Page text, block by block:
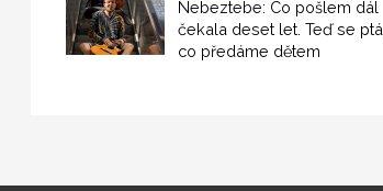
Nebeztebe: Co pošlem dál
čekala deset let. Teď se ptá,
co předáme dětem